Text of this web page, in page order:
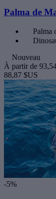
Palma de
Palma
Nouveau
À partir de
88,87 $US
-5%